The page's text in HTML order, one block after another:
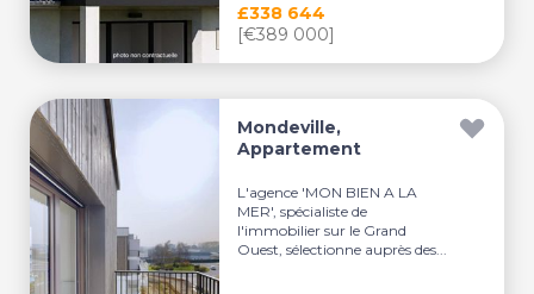
£338 644
[€389 000]
Mondeville,
Appartement
L'agence 'MON BIEN A LA
MER', spécialiste de
l'immobilier sur le Grand
Ouest, sélectionne auprès des...